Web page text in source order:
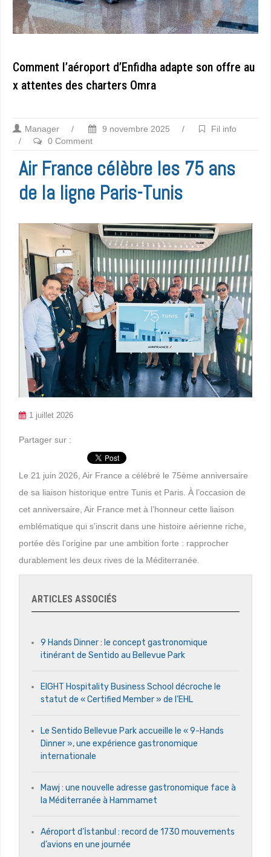
Comment l’aéroport d’Enfidha adapte son offre au
x attentes des charters Omra
Manager / 9 novembre 2025 /
Fil info
/
0 Comment
Air France célèbre les 75 ans
de la ligne Paris-Tunis
1 juillet 2026
Partager sur :
Le 21 juin 2026, Air France a célébré le 75ème anniversaire
de sa liaison historique entre Tunis et Paris. À l’occasion de
cet anniversaire, Air France met à l’honneur cette liaison
emblématique qui s’inscrit dans une histoire aérienne riche,
portée dès l’origine par une ambition forte : rapprocher
durablement les deux rives de la Méditerranée.
ARTICLES ASSOCIÉS
9 Hands Dinner : le concept gastronomique
itinérant de Sentido au Bellevue Park
EIGHT Hospitality Business School décroche le
statut de « Certified Member » de l’EHL
Le Sentido Bellevue Park accueille le « 9-Hands
Dinner », une expérience gastronomique
internationale
Mawj : une nouvelle adresse gastronomique face à
la Méditerranée à Hammamet
Aéroport d’İstanbul : record de 1730 mouvements
d’avions en une journée